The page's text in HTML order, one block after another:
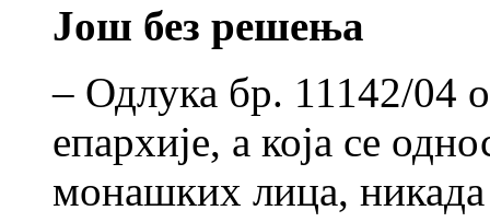
Још без решења
– Одлука бр. 11142/04
епархије, а која се
монашких лица, никада